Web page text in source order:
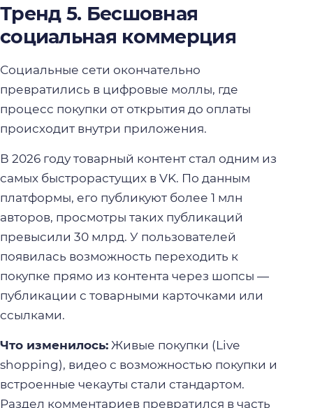
Тренд 5. Бесшовная
социальная коммерция
Социальные сети окончательно
превратились в цифровые моллы, где
процесс покупки от открытия до оплаты
происходит внутри приложения.
В 2026 году товарный контент стал одним из
самых быстрорастущих в VK. По данным
платформы, его публикуют более 1 млн
авторов, просмотры таких публикаций
превысили 30 млрд. У пользователей
появилась возможность переходить к
покупке прямо из контента через шопсы —
публикации с товарными карточками или
ссылками.
Что изменилось: Живые покупки (Live
shopping), видео с возможностью покупки и
встроенные чекауты стали стандартом.
Раздел комментариев превратился в часть